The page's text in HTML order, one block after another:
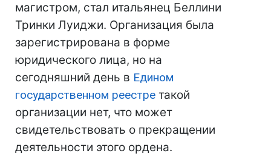
магистром, стал итальянец Беллини
Тринки Луиджи. Организация была
зарегистрирована в форме
юридического лица, но на
сегодняшний день в Едином
государственном реестре такой
организации нет, что может
свидетельствовать о прекращении
деятельности этого ордена.